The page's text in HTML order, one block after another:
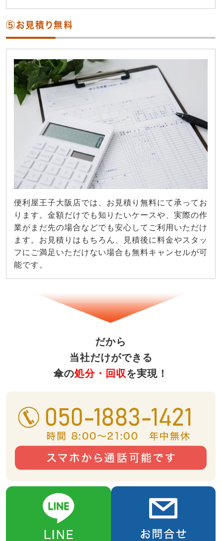
⑤お見積り無料
便利屋王子大阪店では、お見積り無料にて承ってお
ります。金額だけでも知りたいケースや、実際の作
業がまだ先の場合などでも安心してご利用いただけ
ます。お見積りはもちろん、見積後に料金やスタッ
フにご満足いただけない場合も無料キャンセルが可
能です。
だから
当社だけができる
傘の処分・回収 を実現！